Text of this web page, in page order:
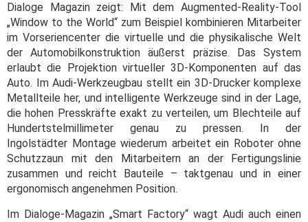
Dialoge Magazin zeigt: Mit dem Augmented‑Reality‑Tool
„Window to the World“ zum Beispiel kombinieren Mitarbeiter
im Vorseriencenter die virtuelle und die physikalische Welt
der Automobilkonstruktion äußerst präzise. Das System
erlaubt die Projektion virtueller 3D‑Komponenten auf das
Auto. Im Audi‑Werkzeugbau stellt ein 3D‑Drucker komplexe
Metallteile her, und intelligente Werkzeuge sind in der Lage,
die hohen Presskräfte exakt zu verteilen, um Blechteile auf
Hundertstelmillimeter genau zu pressen. In der
Ingolstädter Montage wiederum arbeitet ein Roboter ohne
Schutzzaun mit den Mitarbeitern an der Fertigungslinie
zusammen und reicht Bauteile – taktgenau und in einer
ergonomisch angenehmen Position.
Im Dialoge-Magazin „Smart Factory“ wagt Audi auch einen